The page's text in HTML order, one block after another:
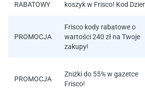
RABATOWY
koszyk w Frisco! Kod
PROMOCJA
Frisco kody rabatowe o
wartości 240 zł na Twoje
zakupy!
PROMOCJA
Zniżki do 55% w gazetce
Frisco!